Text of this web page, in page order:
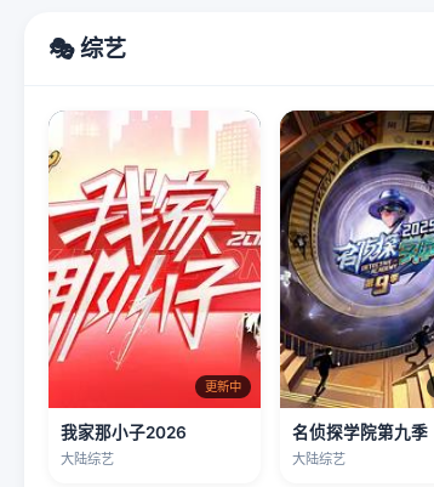
🎭 综艺
更新中
我家那小子2026
大陆综艺
名侦探学院第九季
大陆综艺